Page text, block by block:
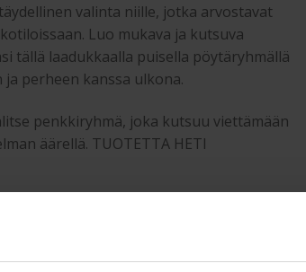
valinta niille, jotka arvostavat
Luo mukava ja kutsuva
tällä laadukkaalla puisella pöytäryhmällä
perheen kanssa ulkona.
penkkiryhmä, joka kutsuu viettämään
äärellä. TUOTETTA HETI
ruokailuryhmä